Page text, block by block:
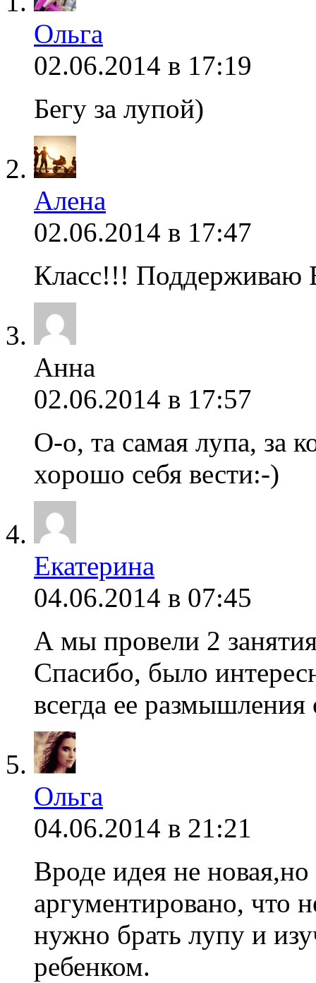
Ольга
02.06.2014 в 17:19
Бегу за лупой)
Алена
02.06.2014 в 17:47
Класс!!! Поддерживаю
Анна
02.06.2014 в 17:57
О-о, та самая лупа, за
хорошо себя вести:-)
Екатерина
04.06.2014 в 07:45
А мы провели 2
Спасибо, было
всегда ее
Ольга
04.06.2014 в 21:21
Вроде идея не новая,но
аргументировано, что
нужно брать лупу и
ребенком.